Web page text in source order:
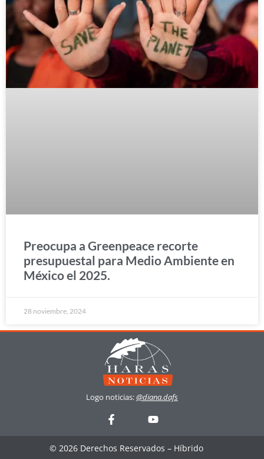
Preocupa a Greenpeace recorte
presupuestal para Medio Ambiente en
México el 2025.
28 noviembre, 2024
Logo noticias:@diana.dafs
© 2026 Derechos Reservados – Híbrido